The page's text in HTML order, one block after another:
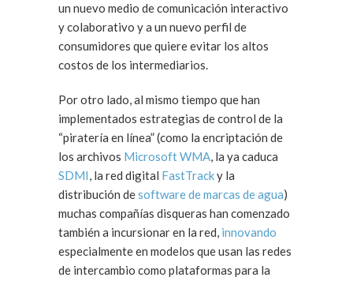
un nuevo medio de comunicación interactivo
y colaborativo y a un nuevo perfil de
consumidores que quiere evitar los altos
costos de los intermediarios.
Por otro lado, al mismo tiempo que han
implementados estrategias de control de la
“piratería en línea” (como la encriptación de
los archivos Microsoft WMA, la ya caduca
SDMI, la red digital FastTracky la
distribución desoftware de marcas de agua)
muchas compañías disqueras han comenzado
también a incursionar en la red, innovando
especialmente en modelos que usan las redes
de intercambio como plataformas para la